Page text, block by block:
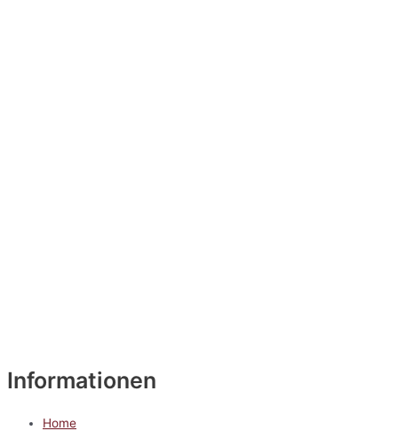
Informationen
Home